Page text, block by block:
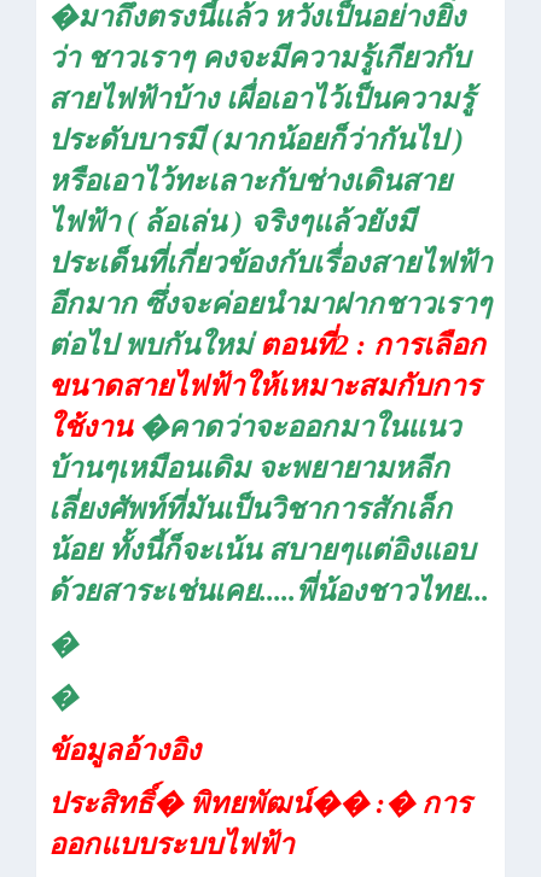
�มาถึงตรงนี้แล้ว หวังเป็นอย่างยิ่ง
ว่า ชาวเราๆ คงจะมีความรู้เกียวกับ
สายไฟฟ้าบ้าง เผื่อเอาไว้เป็นความรู้
ประดับบารมี (มากน้อยก็ว่ากันไป )
หรือเอาไว้ทะเลาะกับช่างเดินสาย
ไฟฟ้า ( ล้อเล่น ) จริงๆแล้วยังมี
ประเด็นที่เกี่ยวข้องกับเรื่องสายไฟฟ้า
อีกมาก ซึ่งจะค่อยนำมาฝากชาวเราๆ
ต่อไป พบกันใหม่ตอนที่2 : การเลือก
ขนาดสายไฟฟ้าให้เหมาะสมกับการ
ใช้งาน �คาดว่าจะออกมาในแนว
บ้านๆเหมือนเดิม จะพยายามหลีก
เลี่ยงศัพท์ที่มันเป็นวิชาการสักเล็ก
น้อย ทั้งนี้ก็จะเน้น สบายๆแต่อิงแอบ
ด้วยสาระเช่นเคย.....พี่น้องชาวไทย...
�
�
ข้อมูลอ้างอิง
ประสิทธิ์� พิทยพัฒน์��:� การ
ออกแบบระบบไฟฟ้า